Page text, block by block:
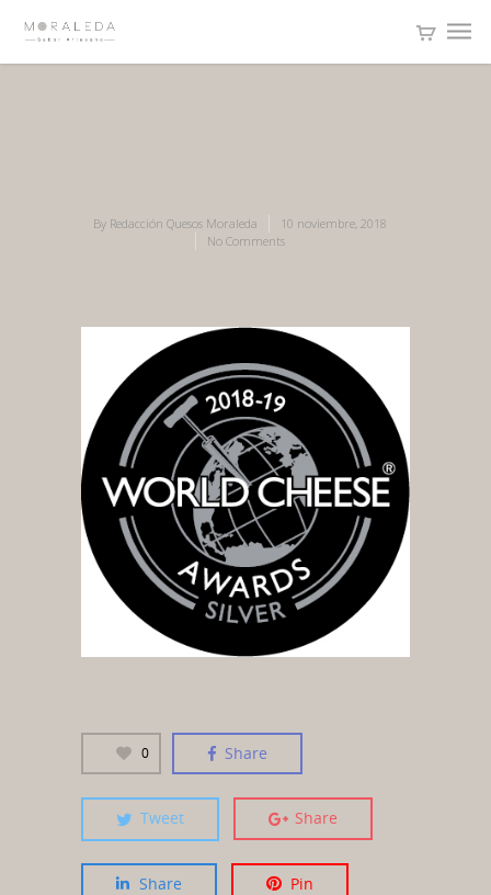
By Redacción Quesos Moraleda
10 noviembre, 2018
No Comments
0 Share
Tweet Share
Share Pin